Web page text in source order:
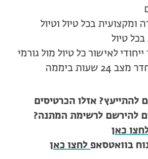
ומקצועית בכל טיול וטיול
טיול
לאישור כל טיול מול גורמי
שעות ביממה
להתייעץ? אזלו הכרטיסים
להירשם לרשימת המתנה?
כאן
בוואטסאפ לחצו כאן